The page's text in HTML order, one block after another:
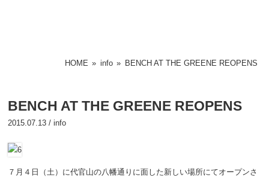
HOME » info » BENCH AT THE GREENE REOPENS
BENCH AT THE GREENE REOPENS
2015.07.13 / info
７月４日（土）に代官山の八幡通りに面した新しい場所にてオープンさ